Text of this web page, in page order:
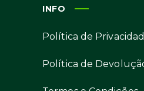
INFO
Política de
Política de